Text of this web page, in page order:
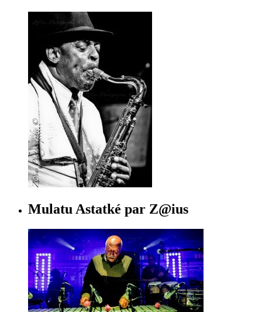
Mulatu Astatké par Z@ius